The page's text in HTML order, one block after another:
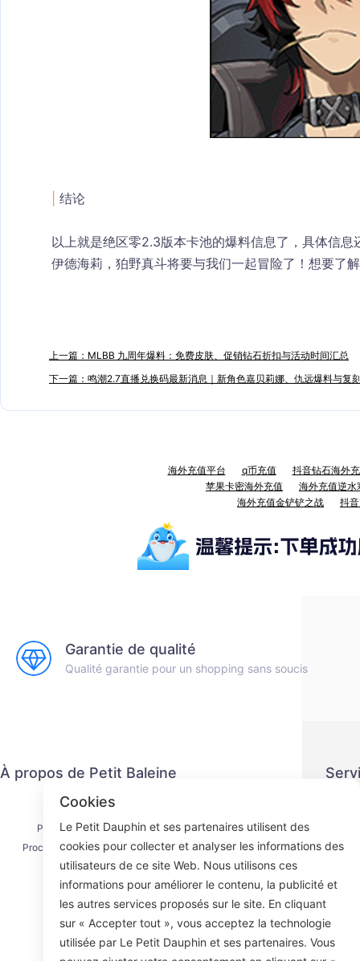
结论
以上就是绝区零2.3版本卡池的爆料信息了，具体信
伊德海莉，狛野真斗将要与我们一起冒险了！想要了
上一篇：MLBB 九周年爆料：免费皮肤、促销钻石折扣与活动时间汇总
下一篇：鸣潮2.7直播兑换码最新消息｜新角色嘉贝莉娜、仇远爆料与复
海外充值平台 q币充值
抖音钻石海外
苹果卡密海外充值
海外充值逆水
海外充值金铲铲之战
抖
Garantie de qualité
Qualité garantie pour un shopping sans soucis
À propos de Petit Baleine
Nous contacter
Processus d'expédition
Processus de remboursement
À propos de nous
Cookies
Le Petit Dauphin et ses partenaires utilisent des
cookies pour collecter et analyser les informations des
utilisateurs de ce site Web. Nous utilisons ces
informations pour améliorer le contenu, la publicité et
les autres services proposés sur le site. En cliquant
sur « Accepter tout », vous acceptez la technologie
utilisée par Le Petit Dauphin et ses partenaires. Vous